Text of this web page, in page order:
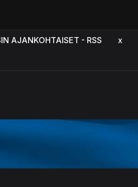
AJANKOHTAISET - RSS x